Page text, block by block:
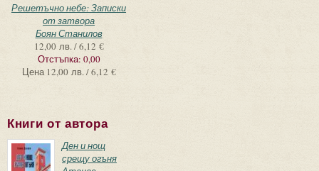
Решетъчно небе: Записки
от затвора
Боян Станилов
12,00 лв. / 6,12 €
Отстъпка: 0,00
Цена 12,00 лв. / 6,12 €
Книги от автора
Ден и нощ
срещу огъня